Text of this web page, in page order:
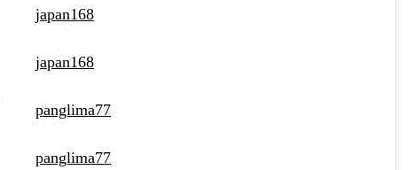
japan168
japan168
panglima77
panglima77